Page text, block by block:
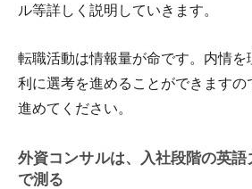
ル等詳しく説明していきます。
転職活動は情報量が命です。内情
利に選考を進めることができますの
進めてください。
外資コンサルは、入社段階の英語
で測る